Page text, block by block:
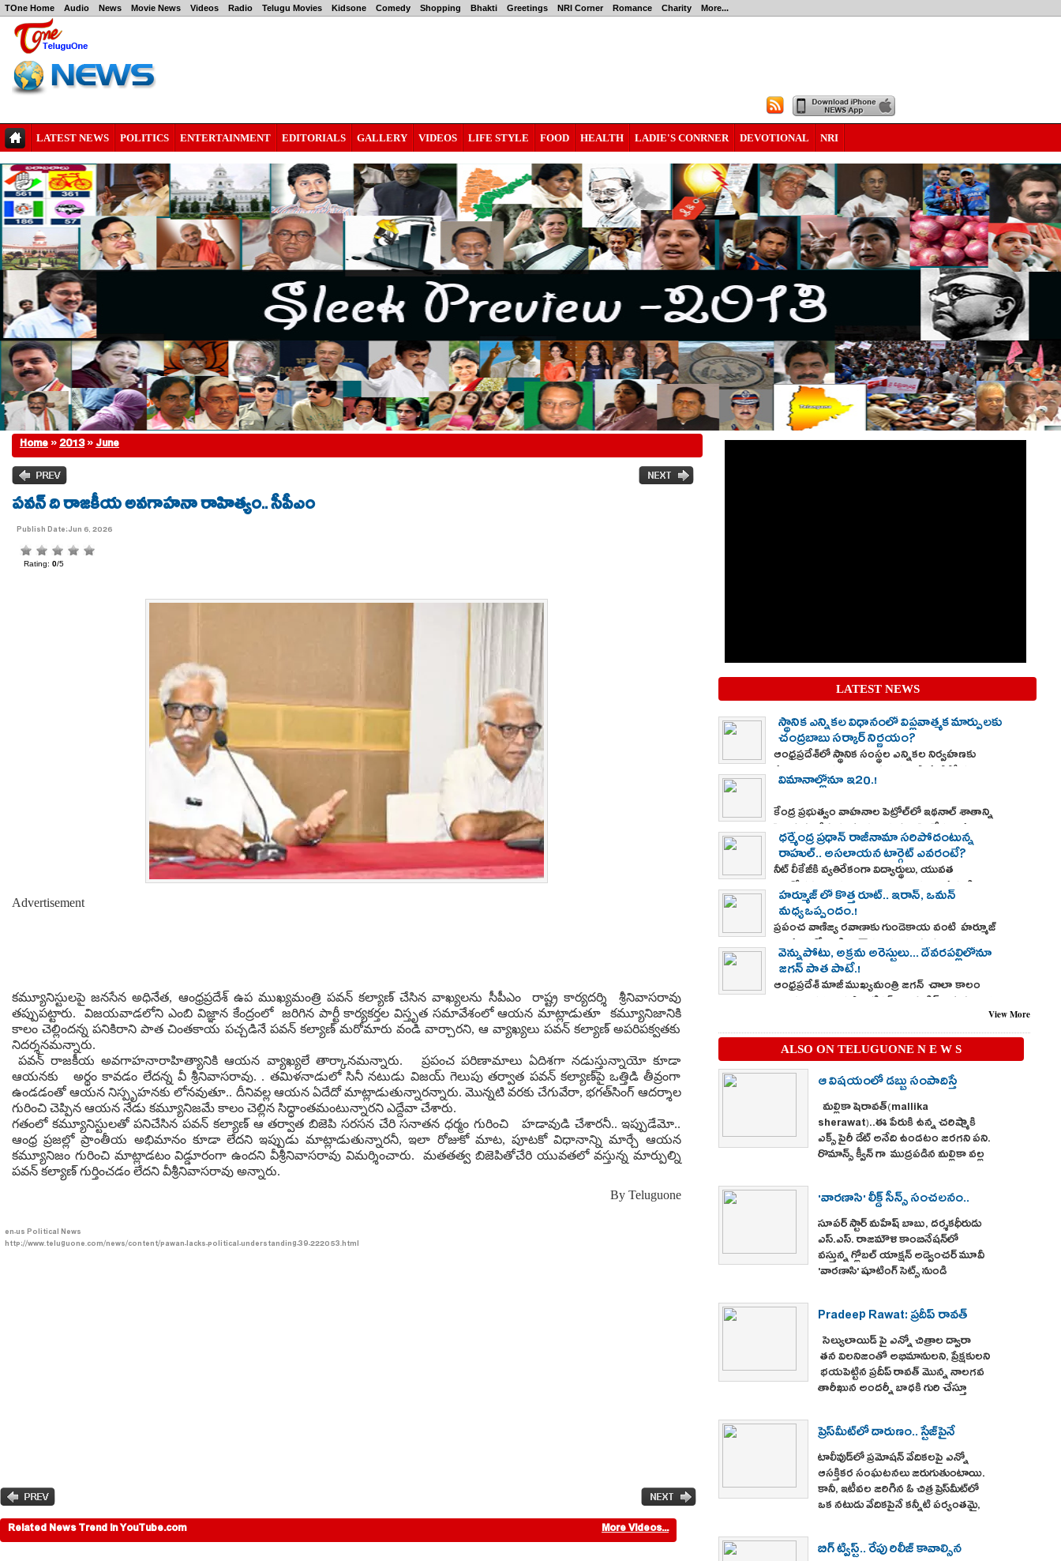
TOne Home Audio News Movie News Videos Radio Telugu Movies Kidsone Comedy Shopping Bhakti Greetings NRI Corner Romance Charity More...
LATEST NEWS POLITICS ENTERTAINMENT EDITORIALS GALLERY VIDEOS LIFE STYLE FOOD HEALTH LADIE'S CONRNER DEVOTIONAL NRI
Home»2013»June
పవన్ ది రాజకీయ అవగాహనా రాహిత్యం.. సీపీఎం
Publish Date:Jun 6, 2026
Advertisement
కమ్యూనిస్టులపై జనసేన అధినేత, ఆంధ్రప్రదేశ్ ఉప ముఖ్యమంత్రి పవన్ కల్యాణ్‌ చేసిన వాఖ్యలను సీపీఎం రాష్ట్ర కార్యదర్శి శ్రీనివాసరావు
తప్పుపట్టారు. విజయవాడలోని ఎంబి విజ్ఞాన కేంద్రంలో జరిగిన పార్టీ కార్యకర్తల విస్తృత సమావేశంలో ఆయన మాట్లాడుతూ కమ్యూనిజానికి
కాలం చెల్లిందన్న పనికిరాని పాత చింతకాయ పచ్చడినే పవన్ కల్యాణ్‌ మరోమారు వండి వార్చారని, ఆ వ్యాఖ్యలు పవన్ కల్యాణ్ అపరిపక్వతకు
నిదర్శనమన్నారు.
పవన్ రాజకీయ అవగాహనారాహిత్యానికి ఆయన వ్యాఖ్యలే తార్కానమన్నారు. ప్రపంచ పరిణామాలు ఏదిశగా నడుస్తున్నాయో కూడా
ఆయనకు అర్థం కావడం లేదన్న వీ శ్రీనివాసరావు. . తమిళనాడులో సినీ నటుడు విజయ్ గెలుపు తర్వాత పవన్ కల్యాణ్‌పై ఒత్తిడి తీవ్రంగా
ఉండడంతో ఆయన నిస్పృహనకు లోనవుతూ.. దీనివల్ల ఆయన ఏదేదో మాట్లాడుతున్నారన్నారు. మొన్నటి వరకు చేగువేరా, భగత్‌సింగ్ ఆదర్శాల
గురించి చెప్పిన ఆయన నేడు కమ్యూనిజమే కాలం చెల్లిన సిద్ధాంతమంటున్నారని ఎద్దేవా చేశారు.
గతంలో కమ్యూనిస్టులతో పనిచేసిన పవన్ కల్యాణ్ ఆ తర్వాత బిజెపి సరసన చేరి సనాతన ధర్మం గురించి హడావుడి చేశారనీ.. ఇప్పుడేమో..
ఆంధ్ర ప్రజల్లో ప్రాంతీయ అభిమానం కూడా లేదని ఇప్పుడు మాట్లాడుతున్నారనీ, ఇలా రోజుకో మాట, పూటకో విధానాన్ని మార్చే ఆయన
కమ్యూనిజం గురించి మాట్లాడటం విడ్డూరంగా ఉందని వీశ్రీనివాసరావు విమర్శించారు. మతతత్వ బిజెపితోచేరి యువతలో వస్తున్న మార్పుల్ని
పవన్ కల్యాణ్ గుర్తించడం లేదని వీశ్రీనివాసరావు అన్నారు.
By Teluguone
en-usPolitical News
http://www.teluguone.com/news/content/pawan-lacks-political-understanding-39-222053.html